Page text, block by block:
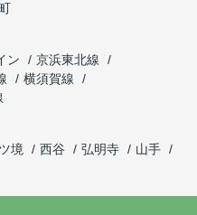
ン
京浜東北線
横須賀線
境 西谷 弘明寺
山手